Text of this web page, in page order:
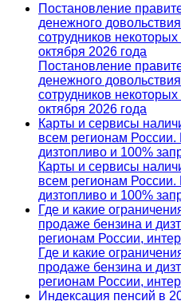
Постановление
денежного
сотрудников
октября 2026 года
Постановление
денежного
сотрудников
октября 2026 года
Карты и сервисы
всем регионам России.
дизтопливо и 100%
Карты и сервисы
всем регионам России.
дизтопливо и 100%
Где и какие
продаже бензина и
регионам России,
Где и какие
продаже бензина и
регионам России,
Индексация пенсий в